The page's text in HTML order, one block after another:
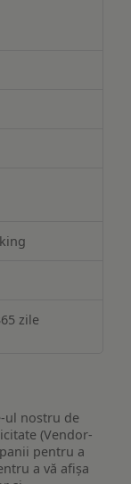
zile
ul nostru de
(Vendor-
pentru a
a vă afișa